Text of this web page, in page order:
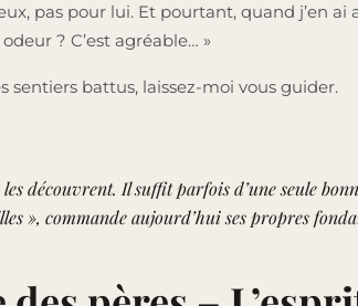
pas pour lui. Et pourtant, quand j’en
? C’est agréable… »
sentiers battus, laissez-moi vous guider.
découvrent. Il suffit parfois d’une seule
», commande aujourd’hui ses propres